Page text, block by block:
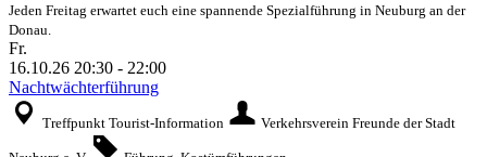
Jeden Freitag erwartet euch eine spannende Spezialführung in Neuburg an der
Donau.
Fr.
16.10.26 20:30 - 22:00
Nachtwächterführung
Treffpunkt Tourist-Information Verkehrsverein Freunde der Stadt